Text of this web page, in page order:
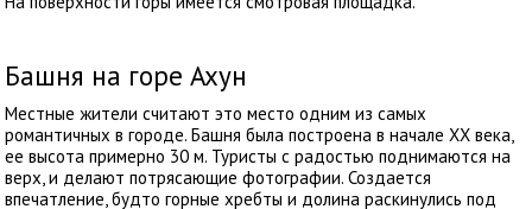
Башня на горе Ахун
Местные жители считают это место одним из самых
романтичных в городе. Башня была построена в начале ХХ века,
ее высота примерно 30 м. Туристы с радостью поднимаются на
верх, и делают потрясающие фотографии. Создается
впечатление, будто горные хребты и долина раскинулись под